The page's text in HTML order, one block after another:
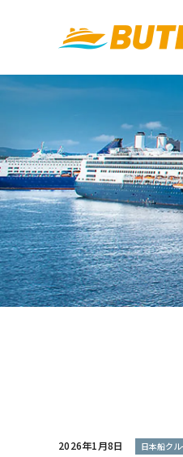
2026年1月8日 日本船クル